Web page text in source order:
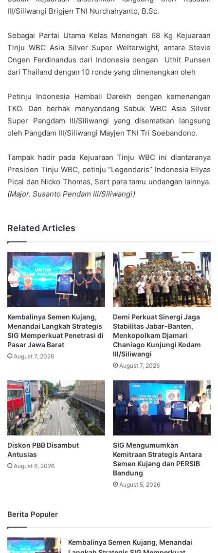
III/Siliwangi Brigjen TNI Nurchahyanto, B.Sc.
Sebagai Partai Utama Kelas Menengah 68 Kg Kejuaraan
Tinju WBC Asia Silver Super Welterwight, antara Stevie
Ongen Ferdinandus dari Indonesia dengan Uthit Punsen
dari Thailand dengan 10 ronde yang dimenangkan oleh
Petinju Indonesia Hambali Darekh dengan kemenangan
TKO. Dan berhak menyandang Sabuk WBC Asia Silver
Super Pangdam III/Siliwangi yang disematkan langsung
oleh Pangdam III/Siliwangi Mayjen TNI Tri Soebandono.
Tampak hadir pada Kejuaraan Tinju WBC ini diantaranya
Presiden Tinju WBC, petinju “Legendaris” Indonesia Ellyas
Pical dan Nicko Thomas, Sert para tamu undangan lainnya.
(Major. Susanto Pendam III/Siliwangi)
Related Articles
Kembalinya Semen Kujang,
Menandai Langkah Strategis
SIG Memperkuat Penetrasi di
Pasar Jawa Barat
August 7, 2026
Demi Perkuat Sinergi Jaga
Stabilitas Jabar-Banten,
Menkopolkam Djamari
Chaniago Kunjungi Kodam
III/Siliwangi
August 7, 2026
Diskon PBB Disambut
Antusias
August 6, 2026
SIG Mengumumkan
Kemitraan Strategis Antara
Semen Kujang dan PERSIB
Bandung
August 5, 2026
Berita Populer
Kembalinya Semen Kujang, Menandai